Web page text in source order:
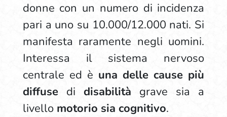
donne con un numero di incidenza
pari a uno su 10.000/12.000 nati. Si
manifesta raramente negli uomini.
Interessa il sistema nervoso
centrale ed è una delle cause più
diffuse di disabilità grave sia a
livello motorio sia cognitivo.